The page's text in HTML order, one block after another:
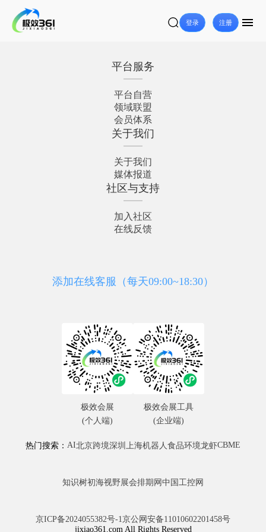
登录 注册
平台服务
平台自营
领域联盟
会员体系
关于我们
关于我们
媒体报道
社区与支持
加入社区
在线反馈
添加在线客服（每天09:00~18:30）
热门搜索： AI北京跨境深圳 上海机器人食品环境龙虾CBME
知识树初海视野展会排期网 中国工控网
京ICP备2024055382号-1京公网安备11010602201458号
jixiao361.com All Rights Reserved
极效会展
(个人端)
极效会展工具
(企业端)